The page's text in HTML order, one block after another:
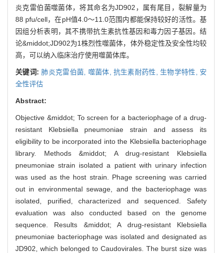
炎克雷伯菌噬菌体，将其命名为JD902，属有尾目，裂解量为
88 pfu/cell，在pH值4.0～11.0范围内都能保持较好的活性。基
因组分析表明，其不携带抗生素抗性基因和毒力因子基因。结
论&middot;JD902为1株烈性噬菌体，体外稳定性及安全性均较
高，可以纳入临床治疗使用噬菌体库。
关键词: 肺炎克雷伯菌, 噬菌体, 抗生素耐药性, 生物学特性, 安
全性评估
Abstract:
Objective &middot; To screen for a bacteriophage of a drug-
resistant Klebsiella pneumoniae strain and assess its
eligibility to be incorporated into the Klebsiella bacteriophage
library. Methods &middot; A drug-resistant Klebsiella
pneumoniae strain isolated a patient with urinary infection
was used as the host strain. Phage screening was carried
out in environmental sewage, and the bacteriophage was
isolated, purified, characterized and sequenced. Safety
evaluation was also conducted based on the genome
sequence. Results &middot; A drug-resistant Klebsiella
pneumoniae bacteriophage was isolated and designated as
JD902, which belonged to Caudovirales. The burst size was